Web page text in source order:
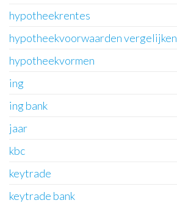
hypotheekrentes
hypotheekvoorwaarden vergelijken
hypotheekvormen
ing
ing bank
jaar
kbc
keytrade
keytrade bank